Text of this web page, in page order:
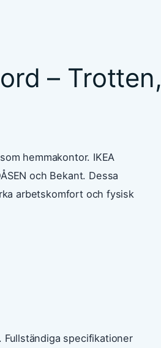
– Trotten,
hemmakontor. IKEA
och Bekant. Dessa
arbetskomfort och fysisk
Fullständiga specifikationer